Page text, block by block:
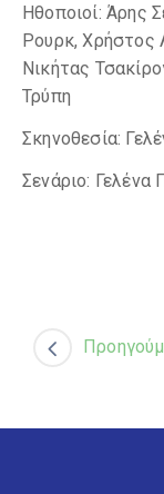
Ηθοποιοί: Άρης
Ρουρκ, Χρήστος
Νικήτας
Τρύπη
Σκηνοθεσία:
Σενάριο: Γελένα